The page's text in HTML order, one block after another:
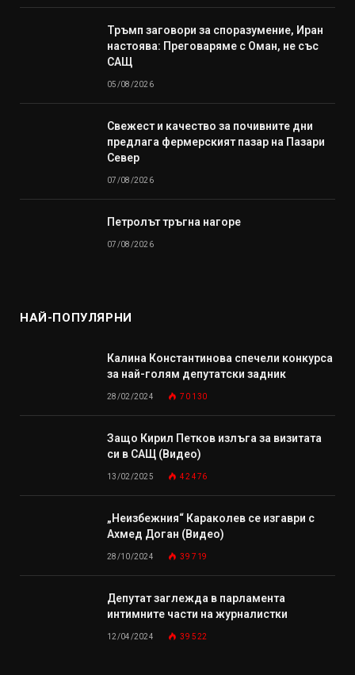
Тръмп заговори за споразумение, Иран
настоява: Преговаряме с Оман, не със
САЩ
05/08/2026
Свежест и качество за почивните дни
предлага фермерският пазар на Пазари
Север
07/08/2026
Петролът тръгна нагоре
07/08/2026
НАЙ-ПОПУЛЯРНИ
Калина Константинова спечели конкурса
за най-голям депутатски задник
28/02/2024 70 130
Защо Кирил Петков излъга за визитата
си в САЩ (Видео)
13/02/2025 42 476
„Неизбежния“ Караколев се изгаври с
Ахмед Доган (Видео)
28/10/2024 39 719
Депутат заглежда в парламента
интимните части на журналистки
12/04/2024 39 522